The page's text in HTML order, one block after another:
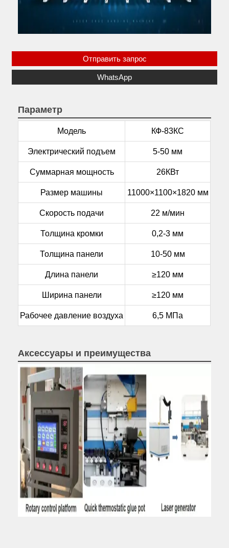
Отправить запрос
WhatsApp
Параметр
Модель КФ-83КС
Электрический подъем 5-50 мм
Суммарная мощность 26КВт
Размер машины 11000×1100×1820 мм
Скорость подачи 22 м/мин
Толщина кромки 0,2-3 мм
Толщина панели 10-50 мм
Длина панели ≥120 мм
Ширина панели ≥120 мм
Рабочее давление воздуха 6,5 МПа
Аксессуары и преимущества